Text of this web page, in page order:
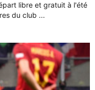
libre et gratuit à l'été
du club ...